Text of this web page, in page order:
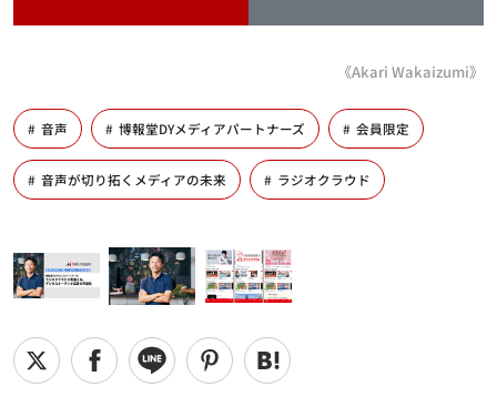
《Akari Wakaizumi》
音声 博報堂DYメディアパートナーズ 会員限定
音声が切り拓くメディアの未来 ラジオクラウド